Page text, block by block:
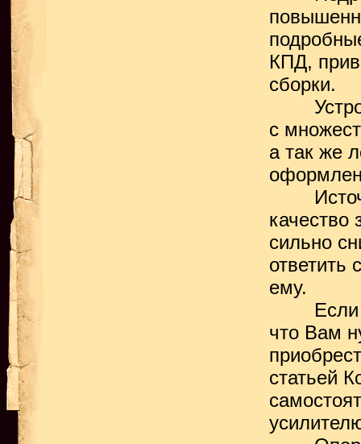
КПД,
сборки.
с
а так же
качество
сильно
ответить
ему.
Если
что Вам
статьей